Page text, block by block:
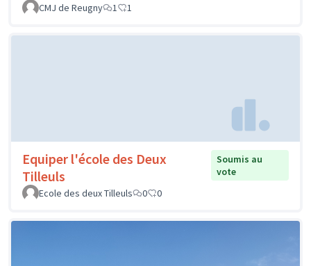
CMJ de Reugny
1 1
Equiper l'école des Deux
Tilleuls
Soumis au
vote
Ecole des deux Tilleuls
0 0